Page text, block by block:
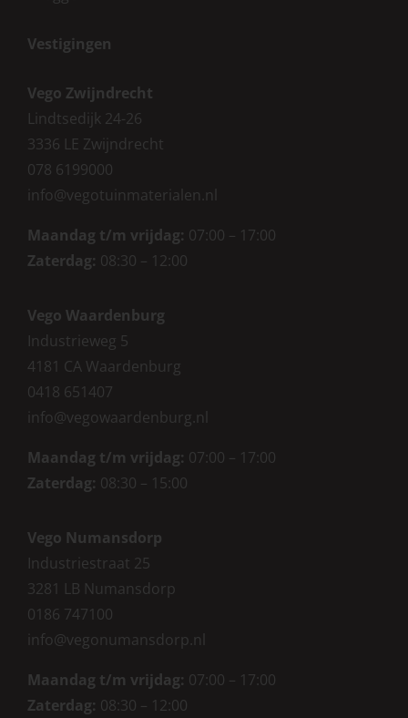
Vestigingen
Vego Zwijndrecht
Lindtsedijk 24-26
3336 LE Zwijndrecht
078 6199000
info@vegotuinmaterialen.nl
Maandag t/m vrijdag: 07:00 – 17:00
Zaterdag: 08:30 – 12:00
Vego Waardenburg
Industrieweg 5
4181 CA Waardenburg
0418 651407
info@vegowaardenburg.nl
Maandag t/m vrijdag: 07:00 – 17:00
Zaterdag: 08:30 – 15:00
Vego Numansdorp
Industriestraat 25
3281 LB Numansdorp
0186 747100
info@vegonumansdorp.nl
Maandag t/m vrijdag: 07:00 – 17:00
Zaterdag: 08:30 – 12:00